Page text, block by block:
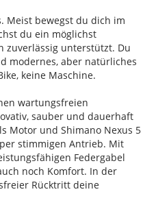
Meist bewegst du dich im
du ein möglichst
zuverlässig unterstützt. Du
modernes, aber natürliches
keine Maschine.
wartungsfreien
sauber und dauerhaft
Motor und Shimano Nexus 5
stimmigen Antrieb. Mit
Federgabel
noch Komfort. In der
Rücktritt deine